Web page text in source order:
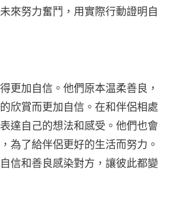
來努力奮鬥，用實際行動證明自
更加自信。他們原本温柔善良，
欣賞而更加自信。在和伴侶相處
達自己的想法和感受。他們也會
為了給伴侶更好的生活而努力。
信和善良感染對方，讓彼此都變